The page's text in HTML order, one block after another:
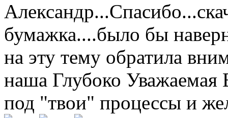
бумажка....было бы
на эту тему обратила
наша Глубоко
под "твои" процессы и